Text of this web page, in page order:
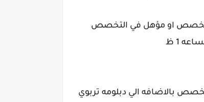
التخصص او مؤهل في التخصص
بالاضافه الي دبلومه تربوي